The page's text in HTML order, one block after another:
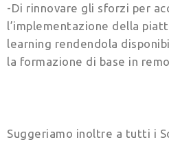
-Di rinnovare gli sforzi per
l’implementazione della
learning rendendola
la formazione di base in
Suggeriamo inoltre a tutti i